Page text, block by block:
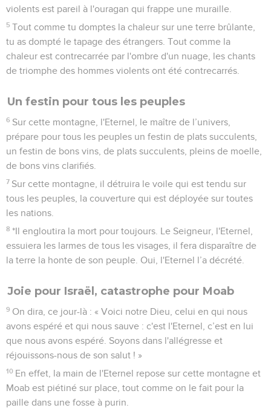
violents est pareil à l'ouragan qui frappe une muraille.
5 Tout comme tu domptes la chaleur sur une terre brûlante,
tu as dompté le tapage des étrangers. Tout comme la
chaleur est contrecarrée par l'ombre d'un nuage, les chants
de triomphe des hommes violents ont été contrecarrés.
Un festin pour tous les peuples
6 Sur cette montagne, l'Eternel, le maître de l’univers,
prépare pour tous les peuples un festin de plats succulents,
un festin de bons vins, de plats succulents, pleins de moelle,
de bons vins clarifiés.
7 Sur cette montagne, il détruira le voile qui est tendu sur
tous les peuples, la couverture qui est déployée sur toutes
les nations.
8 *Il engloutira la mort pour toujours. Le Seigneur, l'Eternel,
essuiera les larmes de tous les visages, il fera disparaître de
la terre la honte de son peuple. Oui, l'Eternel l’a décrété.
Joie pour Israël, catastrophe pour Moab
9 On dira, ce jour-là : « Voici notre Dieu, celui en qui nous
avons espéré et qui nous sauve : c'est l'Eternel, c’est en lui
que nous avons espéré. Soyons dans l'allégresse et
réjouissons-nous de son salut ! »
10 En effet, la main de l'Eternel repose sur cette montagne et
Moab est piétiné sur place, tout comme on le fait pour la
paille dans une fosse à purin.